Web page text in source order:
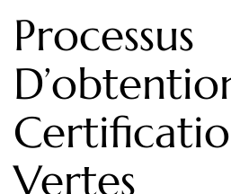
Processus
Vertes